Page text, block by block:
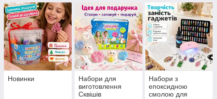
Новинки
Набори для
виготовлення
Сквішів
Набори з
епоксидною
смолою для